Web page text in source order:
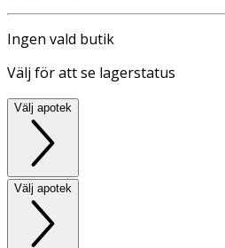
Ingen vald butik
Välj för att se lagerstatus
Välj apotek
Välj apotek